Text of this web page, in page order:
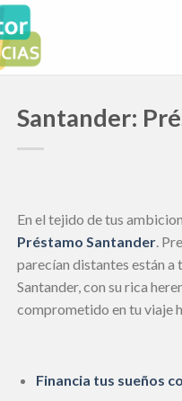
Santander:
En el tejido de tus
Préstamo Santander.
parecían distantes están a
Santander, con su rica
comprometido en tu viaje
Financia tus sueños